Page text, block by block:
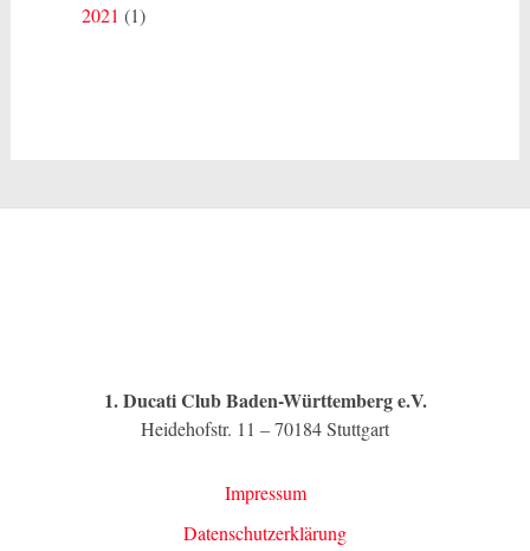
2021 (1)
1. Ducati Club Baden-Württemberg e.V.
Heidehofstr. 11 – 70184 Stuttgart
Impressum
Datenschutzerklärung